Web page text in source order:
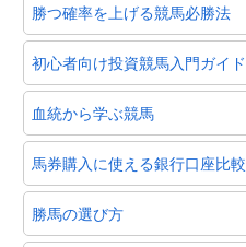
勝つ確率を上げる競馬必勝法
初心者向け投資競馬入門ガイド
血統から学ぶ競馬
馬券購入に使える銀行口座比較
勝馬の選び方